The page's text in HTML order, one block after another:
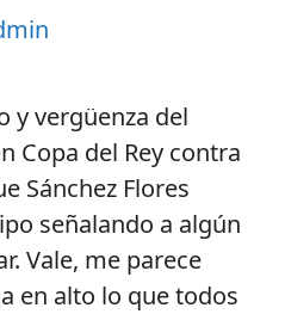
y vergüenza del
Copa del Rey contra
Sánchez Flores
señalando a algún
Vale, me parece
en alto lo que todos